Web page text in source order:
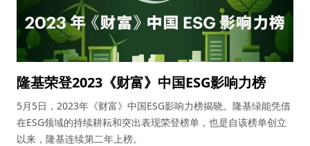
隆基荣登2023《财富》中国ESG影响力榜
5月5日，2023年《财富》中国ESG影响力榜揭晓。隆基绿能凭借
在ESG领域的持续耕耘和突出表现荣登榜单，也是自该榜单创立
以来，隆基连续第二年上榜。